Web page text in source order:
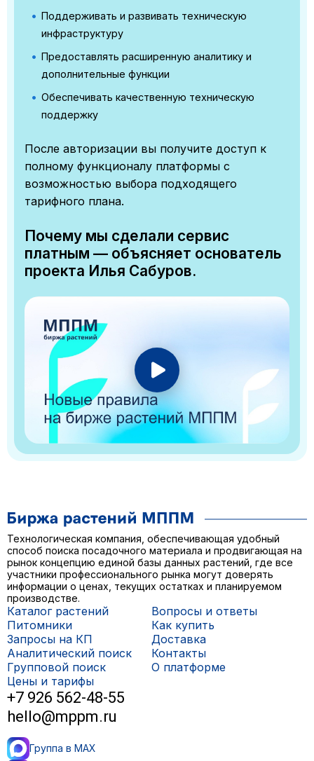
Поддерживать и развивать техническую
инфраструктуру
Предоставлять расширенную аналитику и
дополнительные функции
Обеспечивать качественную техническую
поддержку
После авторизации вы получите доступ к
полному функционалу платформы с
возможностью выбора подходящего
тарифного плана.
Почему мы сделали сервис
платным — объясняет основатель
проекта Илья Сабуров.
Технологическая компания, обеспечивающая удобный
способ поиска посадочного материала и продвигающая на
рынок концепцию единой базы данных растений, где все
участники профессионального рынка могут доверять
информации о ценах, текущих остатках и планируемом
производстве.
Каталог растений
Питомники
Запросы на КП
Аналитический поиск
Групповой поиск
Цены и тарифы
Вопросы и ответы
Как купить
Доставка
Контакты
О платформе
+7 926 562-48-55
hello@mppm.ru
Группа в MAX